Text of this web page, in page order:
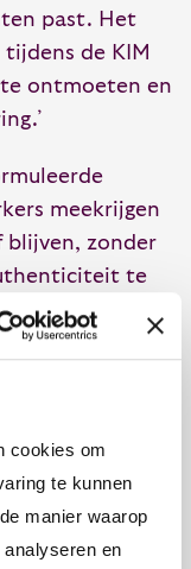
cookies om
te kunnen
manier waarop
en
past. Het
tijdens de KIM
ontmoeten en
meekrijgen
zonder
te
dat ze dit kon
en
soms niet
Ik ben
ideeën
informele
en